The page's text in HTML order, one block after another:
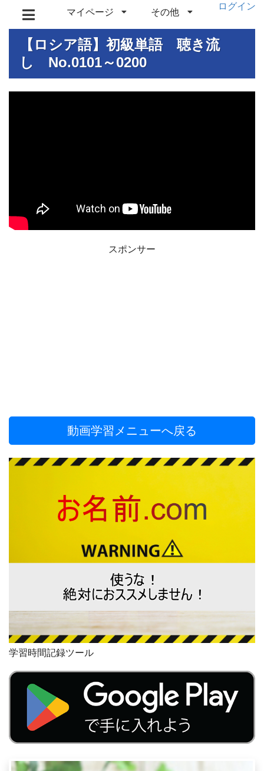
マイページ その他
ログイン
【ロシア語】初級単語 聴き流
し No.0101～0200
スポンサー
動画学習メニューへ戻る
学習時間記録ツール